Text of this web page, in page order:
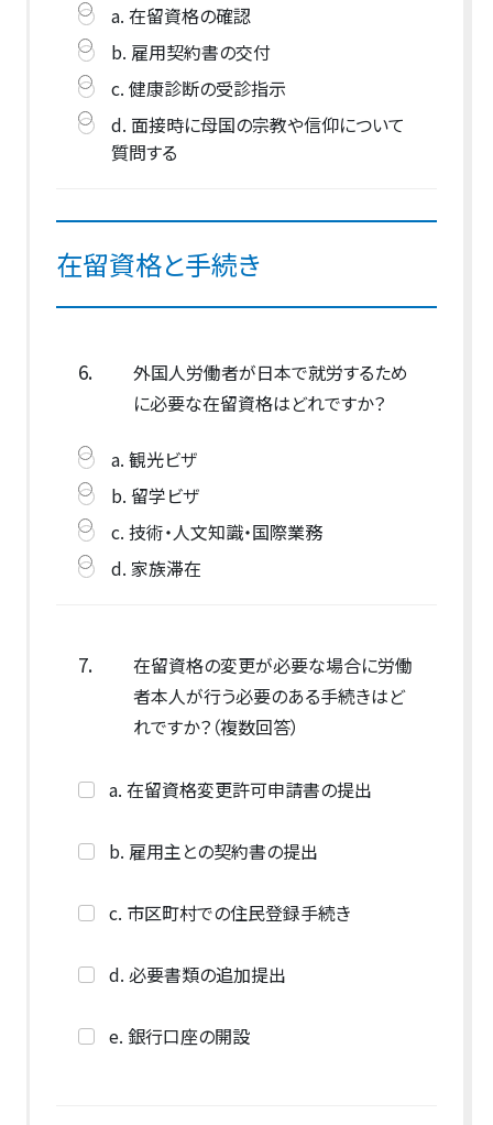
a. 在留資格の確認
b. 雇用契約書の交付
c. 健康診断の受診指示
d. 面接時に母国の宗教や信仰について
質問する
在留資格と手続き
6.
外国人労働者が日本で就労するため
に必要な在留資格はどれですか？
a. 観光ビザ
b. 留学ビザ
c. 技術・人文知識・国際業務
d. 家族滞在
7.
在留資格の変更が必要な場合に労働
者本人が行う必要のある手続きはど
れですか？（複数回答）
a. 在留資格変更許可申請書の提出
b. 雇用主との契約書の提出
c. 市区町村での住民登録手続き
d. 必要書類の追加提出
e. 銀行口座の開設